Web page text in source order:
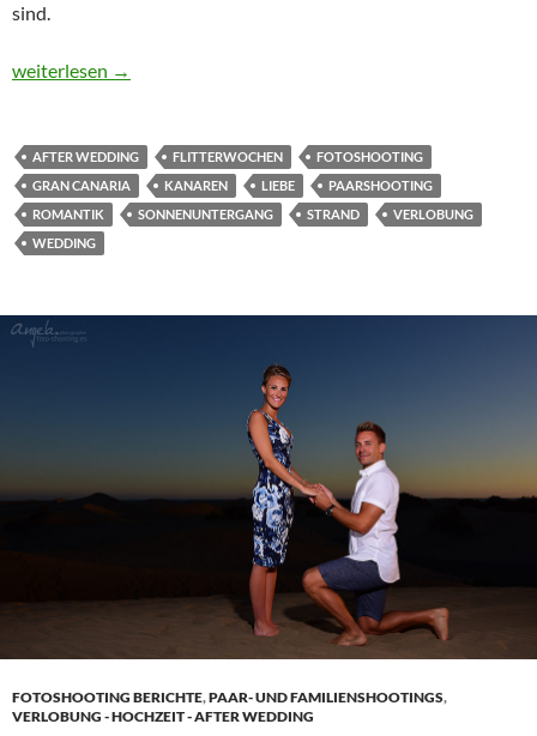
sind.
eines meiner 1. Verlobungs- Shootings
weiterlesen →
AFTER WEDDING FLITTERWOCHEN
FOTOSHOOTING
GRAN CANARIA
KANAREN LIEBE
PAARSHOOTING
ROMANTIK
SONNENUNTERGANG STRAND
VERLOBUNG
WEDDING
FOTOSHOOTING BERICHTE,PAAR- UND FAMILIENSHOOTINGS,
VERLOBUNG - HOCHZEIT - AFTER WEDDING